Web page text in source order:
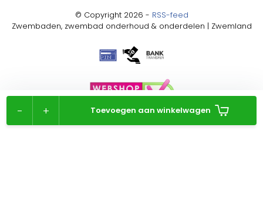
+
- Toevoegen aan winkelwagen
© Copyright 2026 - RSS-feed
Zwembaden, zwembad onderhoud & onderdelen | Zwemland